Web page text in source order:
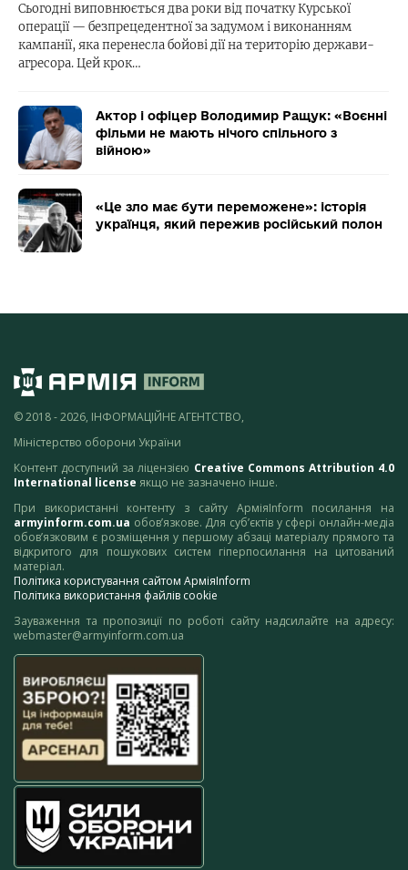
Сьогодні виповнюється два роки від початку Курської
операції — безпрецедентної за задумом і виконанням
кампанії, яка перенесла бойові дії на територію держави-
агресора. Цей крок…
Актор і офіцер Володимир Ращук: «Воєнні
фільми не мають нічого спільного з
війною»
«Це зло має бути переможене»: історія
українця, який пережив російський полон
© 2018 - 2026, ІНФОРМАЦІЙНЕ АГЕНТСТВО,
Міністерство оборони України
Контент доступний за ліцензією Creative Commons Attribution 4.0
International license якщо не зазначено інше.
При використанні контенту з сайту АрміяInform посилання на
armyinform.com.ua обов’язкове. Для суб’єктів у сфері онлайн-медіа
обов’язковим є розміщення у першому абзаці матеріалу прямого та
відкритого для пошукових систем гіперпосилання на цитований
матеріал.
Політика користування сайтом АрміяInform
Політика використання файлів cookie
Зауваження та пропозиції по роботі сайту надсилайте на адресу:
webmaster@armyinform.com.ua